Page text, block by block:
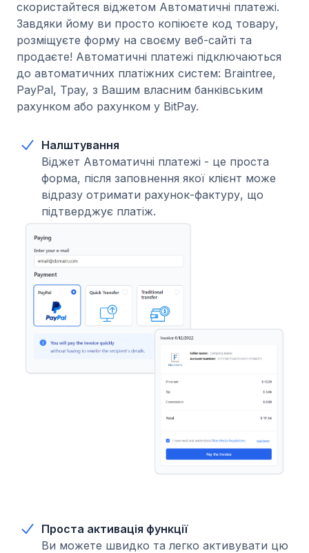
скористайтеся віджетом Автоматичні платежі.
Завдяки йому ви просто копіюєте код товару,
розміщуєте форму на своєму веб-сайті та
продаєте! Автоматичні платежі підключаються
до автоматичних платіжних систем: Braintree,
PayPal, Tpay, з Вашим власним банківським
рахунком або рахунком у BitPay.
Налштування
Віджет Автоматичні платежі - це проста
форма, після заповнення якої клієнт може
відразу отримати рахунок-фактуру, що
підтверджує платіж.
Проста активація функції
Ви можете швидко та легко активувати цю